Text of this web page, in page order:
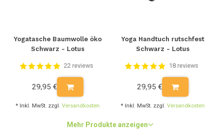
Yogatasche Baumwolle öko
Schwarz - Lotus
22 reviews
29,95 €
* Inkl. MwSt. zzgl. Versandkosten
Yoga Handtuch rutschfest
Schwarz - Lotus
18 reviews
29,95 €
* Inkl. MwSt. zzgl. Versandkosten
Mehr Produkte anzeigen